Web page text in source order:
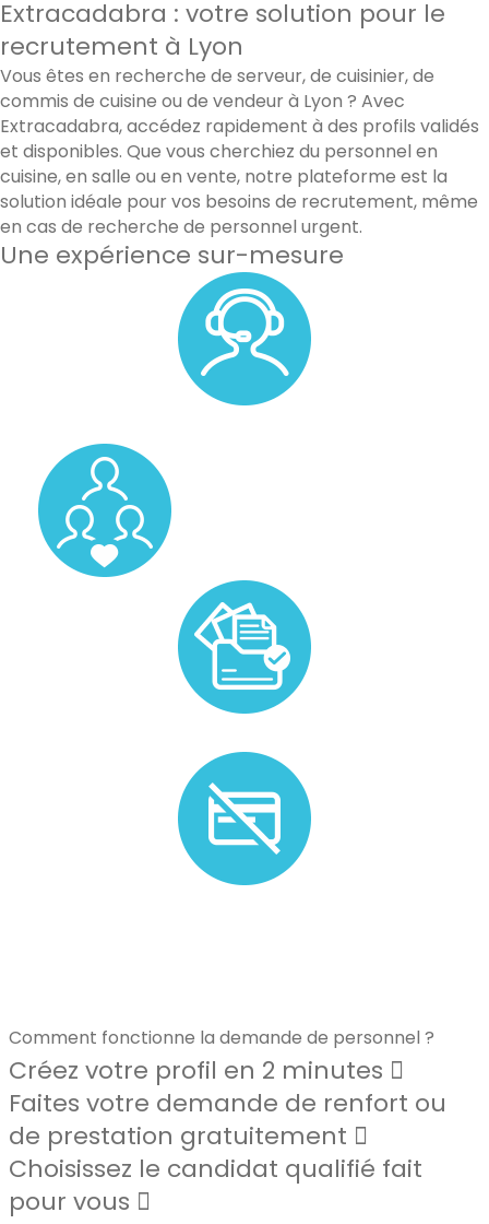
Extracadabra : votre solution pour le
recrutement à Lyon
Vous êtes en recherche de serveur, de cuisinier, de
commis de cuisine ou de vendeur à Lyon ? Avec
Extracadabra, accédez rapidement à des profils validés
et disponibles. Que vous cherchiez du personnel en
cuisine, en salle ou en vente, notre plateforme est la
solution idéale pour vos besoins de recrutement, même
en cas de recherche de personnel urgent.
Une expérience sur-mesure
Comment fonctionne la demande de personnel ?
Créez votre profil en 2 minutes
Faites votre demande de renfort ou
de prestation gratuitement
Choisissez le candidat qualifié fait
pour vous